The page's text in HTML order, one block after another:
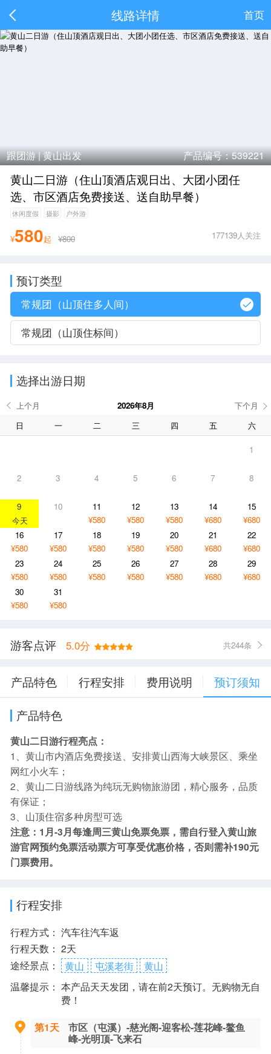
线路详情 首页
跟团游 |黄山出发 产品编号：539221
黄山二日游（住山顶酒店观日出、大团小团任
选、市区酒店免费接送、送自助早餐）
休闲度假 摄影 户外游
¥580起 ¥800 177139人关注
预订类型
常规团（山顶住多人间）
常规团（山顶住标间）
选择出游日期
2026年8月
日
一 二 三 四 五 六
1
2 3 4 5 6 7 8
9 10
11
¥580
12
¥580
13
¥580
14
¥680
15
¥680
16
¥580
17
¥580
18
¥580
19
¥580
20
¥580
21
¥680
22
¥680
23
¥580
24
¥580
25
¥580
26
¥580
27
¥580
28
¥680
29
¥680
30
¥580
31
¥580
游客点评 5.0分 共244条
产品特色 行程安排 费用说明 预订须知
产品特色
黄山二日游行程亮点：
1、黄山市内酒店免费接送、安排黄山西海大峡景区、乘坐
网红小火车；
2、黄山二日游线路为纯玩无购物旅游团，精心服务，品质
有保证；
3、山顶住宿多种房型可选
注意：1月-3月每逢周三黄山免票免票，需自行登入黄山旅
游官网预约免票活动票方可享受优惠价格，否则需补190元
门票费用。
行程安排
行程方式： 汽车往汽车返
行程天数： 2天
途经景点：
黄山 屯溪老街
黄山
温馨提示： 本产品天天发团，请在前2天预订。无购物无自
费！
第1天
市区（屯溪）-慈光阁-迎客松-莲花峰-鳌鱼
峰-光明顶-飞来石